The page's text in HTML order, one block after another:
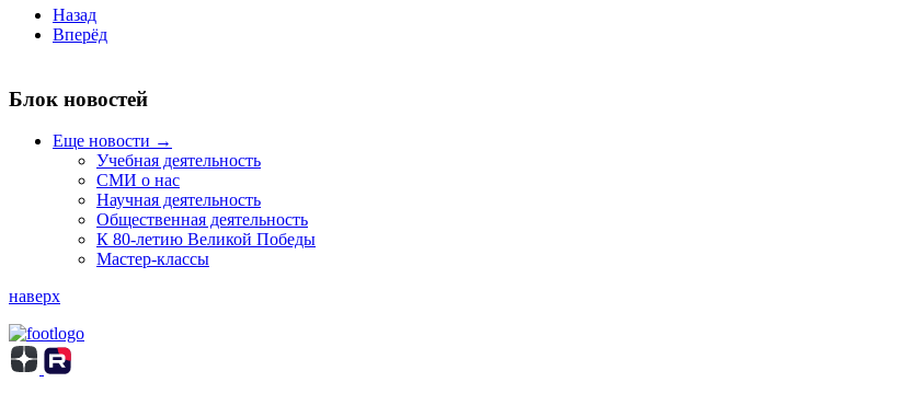
Назад
Вперёд
Блок новостей
Еще новости →
Учебная деятельность
СМИ о нас
Научная деятельность
Общественная деятельность
К 80-летию Великой Победы
Мастер-классы
наверх